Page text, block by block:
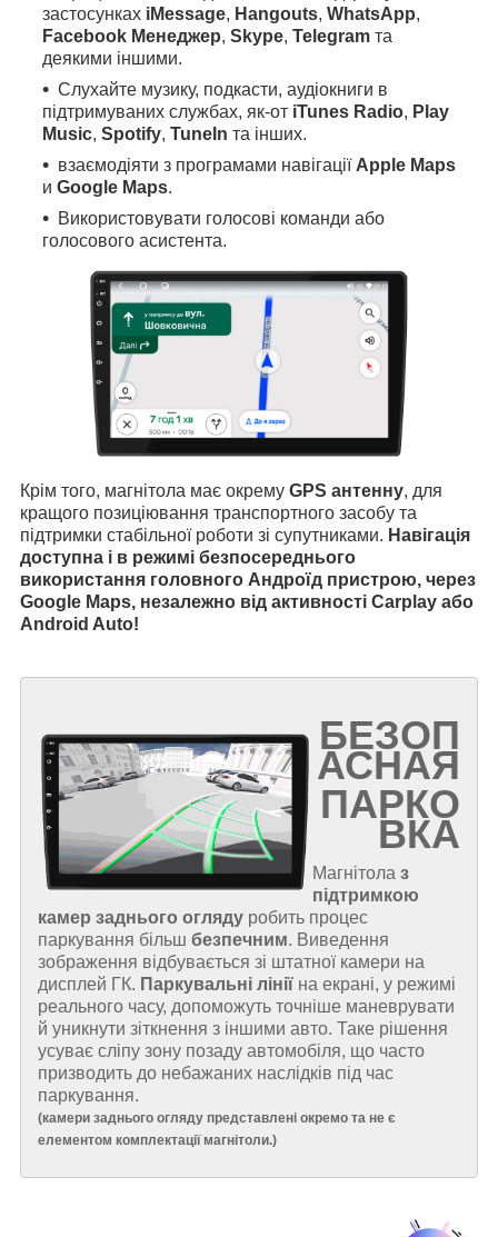
застосунках iMessage, Hangouts, WhatsApp,
Facebook Менеджер, Skype, Telegram та
деякими іншими.
Слухайте музику, подкасти, аудіокниги в
підтримуваних службах, як-от iTunes Radio, Play
Music, Spotify, TuneIn та інших.
взаємодіяти з програмами навігації Apple Maps
и Google Maps.
Використовувати голосові команди або
голосового асистента.
Крім того, магнітола має окрему GPS антенну, для
кращого позиціювання транспортного засобу та
підтримки стабільної роботи зі супутниками. Навігація
доступна і в режимі безпосереднього
використання головного Андроїд пристрою, через
Google Maps, незалежно від активності Carplay або
Android Auto!
БЕЗОП
АСНАЯ
ПАРКО
ВКА
Магнітола з
підтримкою
камер заднього огляду робить процес
паркування більш безпечним. Виведення
зображення відбувається зі штатної камери на
дисплей ГК. Паркувальні лінії на екрані, у режимі
реального часу, допоможуть точніше маневрувати
й уникнути зіткнення з іншими авто. Таке рішення
усуває сліпу зону позаду автомобіля, що часто
призводить до небажаних наслідків під час
паркування.
(камери заднього огляду представлені окремо та не є
елементом комплектації магнітоли.)